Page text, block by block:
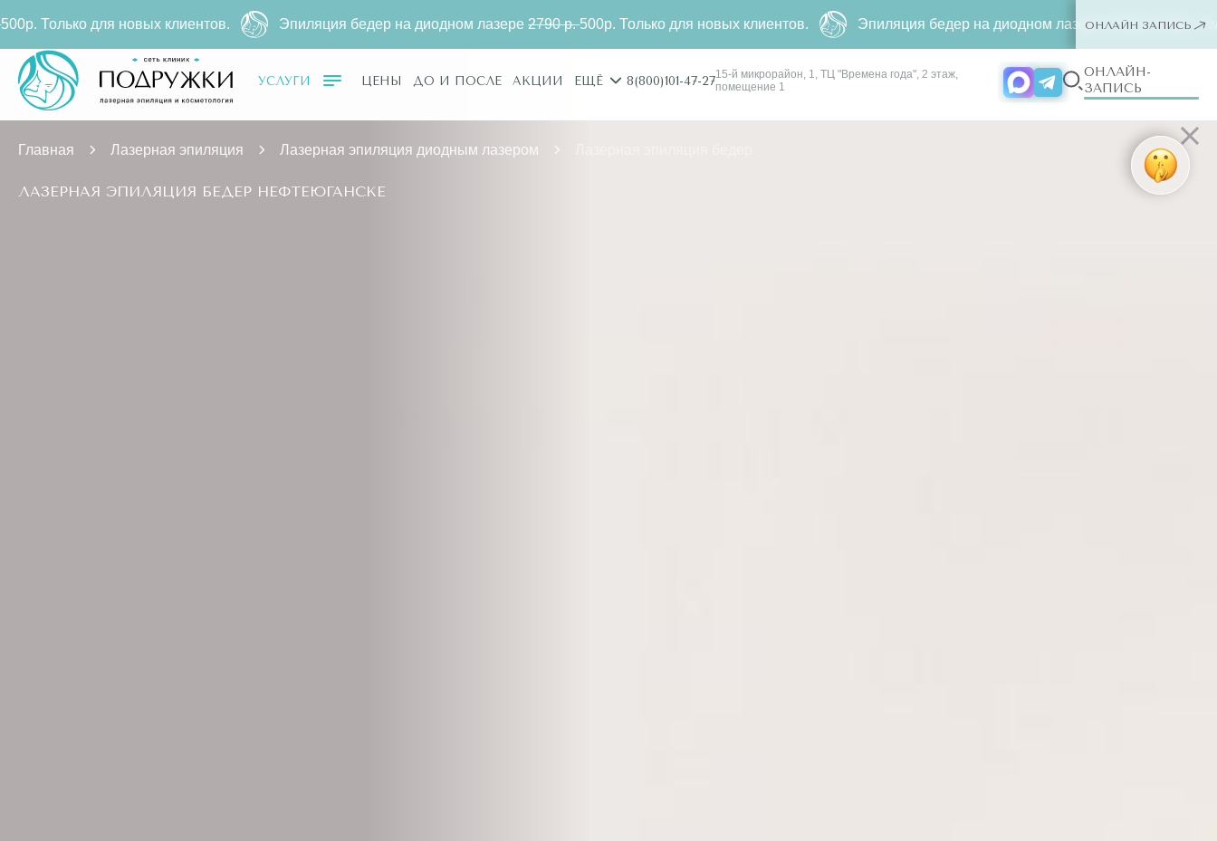
УСЛУГИ ЦЕНЫ ДО И ПОСЛЕ АКЦИИ ЕЩЁ 8(800)101-47-2715-й микрорайон, 1, ТЦ "Времена года", 2 этаж,
помещение 1
ОНЛАЙН-
ЗАПИСЬ
Главная Лазерная эпиляция Лазерная эпиляция диодным лазером
ЛАЗЕРНАЯ ЭПИЛЯЦИЯ БЕДЕР НЕФТЕЮГАНСКЕ
для новых клиентов. Эпиляция бедер на диодном лазере2790 р.500р. Только для новых клиентов. Эпиляция бедер на диодном лазере2790 р.500р. Только для
ОНЛАЙН ЗАПИСЬ